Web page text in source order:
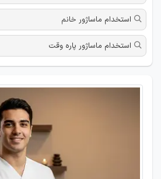
استخدام ماساژور خانم
استخدام ماساژور پاره وقت